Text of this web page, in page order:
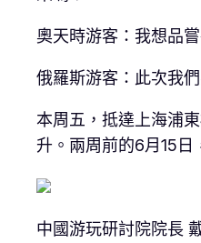
奧天時游客：我想品
俄羅斯游客：此次我
本周五，抵達上海浦
升。兩周前的6月15日
中國游玩研討院院長